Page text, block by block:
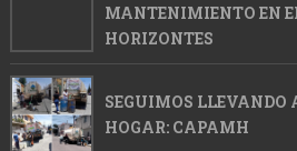
MANTENIMIENTO EN
HORIZONTES
SEGUIMOS LLEVANDO
HOGAR: CAPAMH